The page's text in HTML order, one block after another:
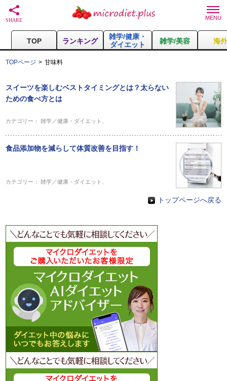
TOP ランキング
雑学/健康・
ダイエット
雑学/美容 海
TOPページ 甘味料
スイーツを楽しむベストタイミングとは？太らない
ための食べ方とは
カテゴリー：雑学／健康・ダイエット
食品添加物を減らして体質改善を目指す！
カテゴリー：雑学／健康・ダイエット
トップページへ戻る